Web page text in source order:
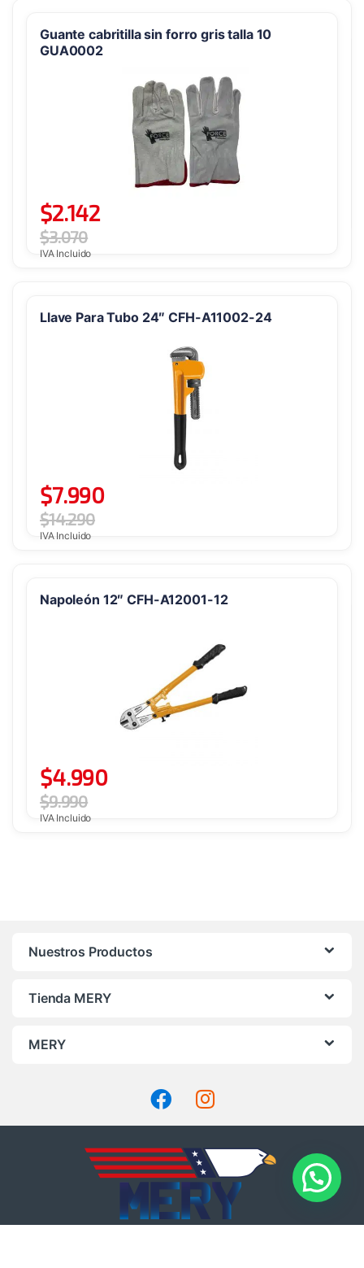
Guante cabritilla sin forro gris talla 10
GUA0002
$2.142
$3.070
IVA Incluido
Llave Para Tubo 24″ CFH-A11002-24
$7.990
$14.290
IVA Incluido
Napoleón 12″ CFH-A12001-12
$4.990
$9.990
IVA Incluido
Nuestros Productos
Tienda MERY
MERY